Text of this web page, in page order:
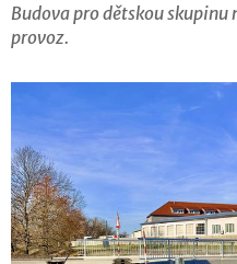
Budova pro dětskou
provoz.